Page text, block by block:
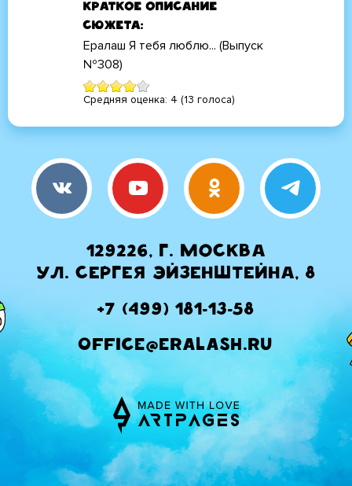
Краткое описание
сюжета
Ералаш Я тебя люблю... (Выпуск
№308)
Средняя оценка: 4 (13 голоса)
129226, г. Москва
ул. Сергея Эйзенштейна, 8
+7 (499) 181-13-58
office@eralash.ru